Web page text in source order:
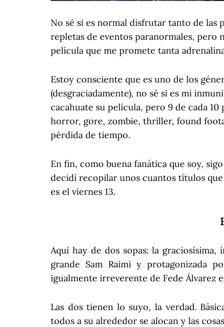
No sé si es normal disfrutar tanto de las
repletas de eventos paranormales,
película que me promete tanta
Estoy consciente que es uno de los
(desgraciadamente), no sé si es mi
cacahuate su película, pero 9 de cada
horror, gore, zombie, thriller, found
pérdida de tiempo.
En fin, como buena fanática que soy,
decidí recopilar unos cuantos títulos
es el viernes 13.
Aquí hay de dos sopas: la
grande Sam Raimi y protagonizada
igualmente irreverente de Fede Álvarez
Las dos tienen lo suyo, la verdad.
todos a su alrededor se alocan y las